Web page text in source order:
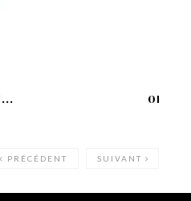
PRÉCÉDENT SUIVANT